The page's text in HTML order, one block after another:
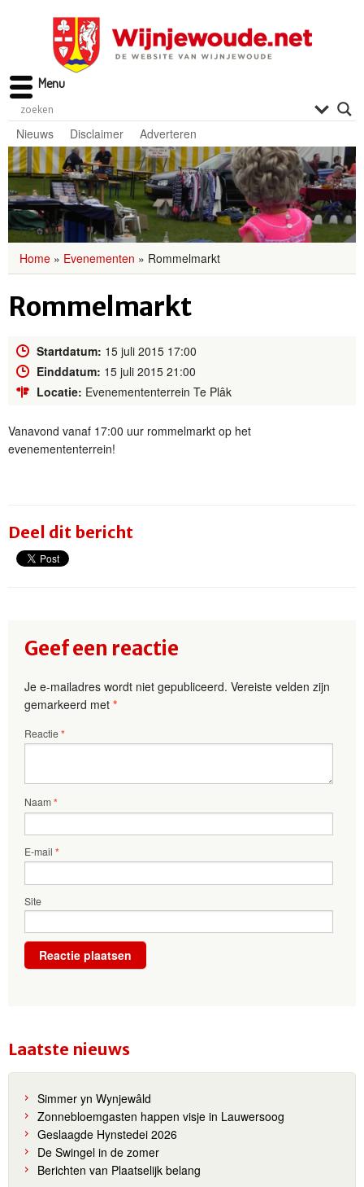
Nieuws Disclaimer Adverteren
Home » Evenementen » Rommelmarkt
Rommelmarkt
Startdatum: 15 juli 2015 17:00
Einddatum: 15 juli 2015 21:00
Locatie: Evenemententerrein Te Plâk
Vanavond vanaf 17:00 uur rommelmarkt op het
evenemententerrein!
Deel dit bericht
Geef een reactie
Je e-mailadres wordt niet gepubliceerd. Vereiste velden zijn
gemarkeerd met *
Reactie*
Naam*
E-mail *
Site
Laatste nieuws
Simmer yn Wynjewâld
Zonnebloemgasten happen visje in Lauwersoog
Geslaagde Hynstedei 2026
De Swingel in de zomer
Berichten van Plaatselijk belang
Menu